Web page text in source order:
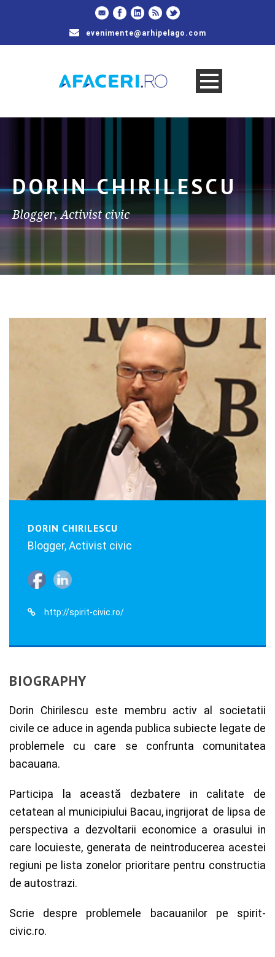
evenimente@arhipelago.com
DORIN CHIRILESCU
Blogger, Activist civic
DORIN CHIRILESCU
Blogger, Activist civic
http://spirit-civic.ro/
BIOGRAPHY
Dorin Chirilescu este membru activ al societatii
civile ce aduce in agenda publica subiecte legate de
problemele cu care se confrunta comunitatea
bacauana.
Participa la această dezbatere in calitate de
cetatean al municipiului Bacau, ingrijorat de lipsa de
perspectiva a dezvoltarii economice a orasului in
care locuieste, generata de neintroducerea acestei
regiuni pe lista zonelor prioritare pentru constructia
de autostrazi.
Scrie despre problemele bacauanilor pe spirit-
civic.ro.